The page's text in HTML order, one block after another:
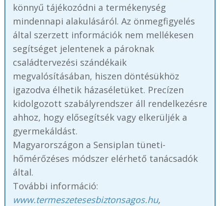
könnyű tájékozódni a termékenység
mindennapi alakulásáról. Az önmegfigyelés
által szerzett információk nem mellékesen
segítséget jelentenek a pároknak
családtervezési szándékaik
megvalósításában, hiszen döntésükhöz
igazodva élhetik házaséletüket. Precízen
kidolgozott szabályrendszer áll rendelkezésre
ahhoz, hogy elősegítsék vagy elkerüljék a
gyermekáldást.
Magyarországon a Sensiplan tüneti-
hőmérőzéses módszer elérhető tanácsadók
által.
További információ:
www.termeszetesesbiztonsagos.hu,